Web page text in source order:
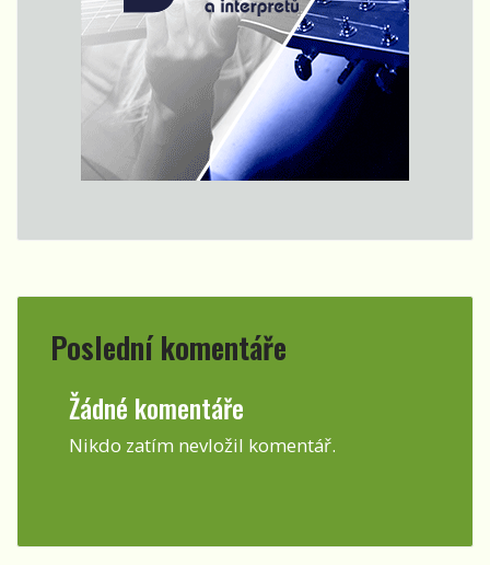
Poslední komentáře
Žádné komentáře
Nikdo zatím nevložil komentář.